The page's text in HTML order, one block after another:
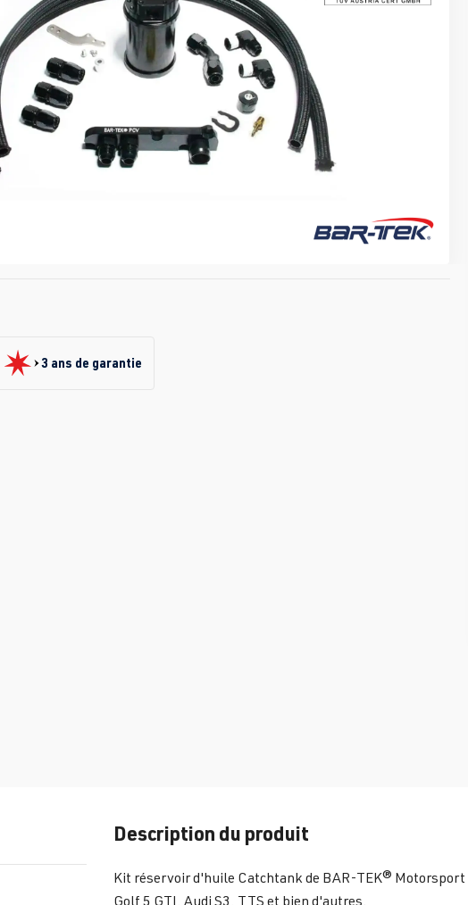
3 ans de garantie
Description du produit
Kit réservoir d'huile Catchtank de BAR-TEK® Motorsport
Golf 5 GTI, Audi S3, TTS et bien d'autres.